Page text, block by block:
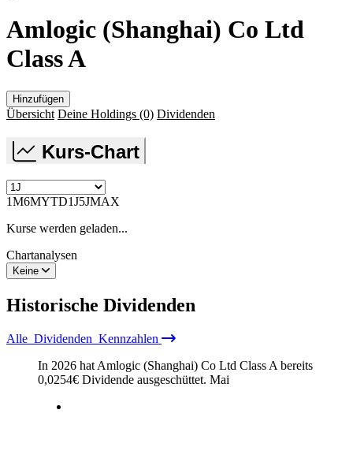
Amlogic (Shanghai) Co Ltd
Class A
Hinzufügen
Übersicht Deine Holdings (0) Dividenden
Kurs-Chart
1M6MYTD1J5JMAX
Kurse werden geladen...
Chartanalysen
Keine
Historische Dividenden
Alle Dividenden Kennzahlen
In 2026 hat Amlogic (Shanghai) Co Ltd Class A bereits
0,0254€ Dividende ausgeschüttet. Mai